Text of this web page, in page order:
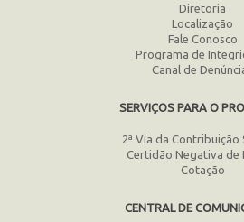
Diretoria
Localização
Fale Conosco
Programa de
Canal de
SERVIÇOS PARA O
2ª Via da Contribuição
Certidão Negativa de
Cotação
CENTRAL DE